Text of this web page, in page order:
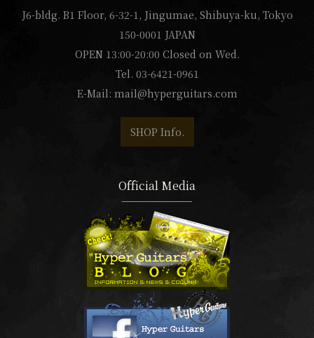
J6-bldg. B1 Floor, 6-32-1, Jingumae, Shibuya-ku, Tokyo
150-0001 JAPAN
OPEN 13:00-20:00 Closed on Wed.
Tel. 03-6421-0961
E-Mail: mail@hyperguitars.com
SHOP Info.
Official Media